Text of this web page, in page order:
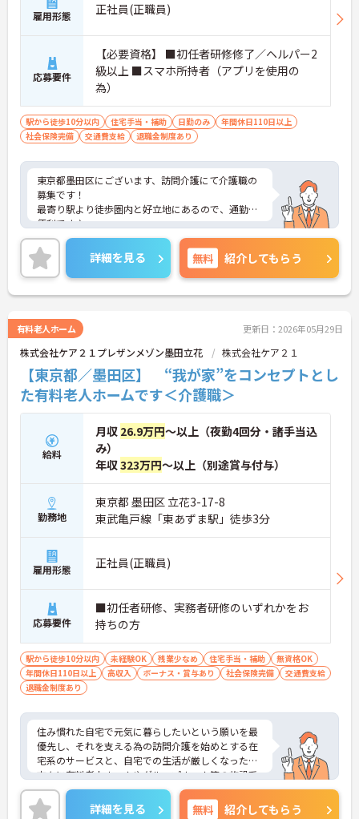
雇用形態 正社員(正職員)
応募要件
【必要資格】 ■初任者研修修了／ヘルパー2
級以上 ■スマホ所持者（アプリを使用の
為）
駅から徒歩10分以内 住宅手当・補助 日勤のみ
年間休日110日以上
社会保険完備
交通費支給 退職金制度あり
東京都墨田区にございます、訪問介護にて介護職の
募集です！
最寄り駅より徒歩圏内と好立地にあるので、通勤に
便利です♪
また住宅手当や資格手当など、各種手当や福利厚生
も充実しているので、安心して長く働くことが出来
る環境が整っていますよ★
ご興味のある方は、マイナビ介護職までお問い合わ
せください。
詳細を見る 無料 紹介してもらう
有料老人ホーム 更新日：2026年05月29日
株式会社ケア２１プレザンメゾン墨田立花 株式会社ケア２１
【東京都／墨田区】 “我が家”をコンセプトとし
た有料老人ホームです＜介護職＞
給料
月収 26.9万円～以上（夜勤4回分・諸手当込
み）
年収323万円～以上（別途賞与付与）
勤務地
東京都 墨田区 立花3-17-8
東武亀戸線「東あずま駅」徒歩3分
雇用形態 正社員(正職員)
応募要件
■初任者研修、実務者研修のいずれかをお
持ちの方
駅から徒歩10分以内 未経験OK 残業少なめ 住宅手当・補助
無資格OK
年間休日110日以上
高収入 ボーナス・賞与あり 社会保険完備
交通費支給
退職金制度あり
住み慣れた自宅で元気に暮らしたいという願いを最
優先し、それを支える為の訪問介護を始めとする在
宅系のサービスと、自宅での生活が厳しくなった
方々に有料老人ホームやグループホーム等の施設系
サービスを展開する大手法人です。充実した研修制
度があり、長く安心してご就業いただけます。
詳細を見る 無料 紹介してもらう